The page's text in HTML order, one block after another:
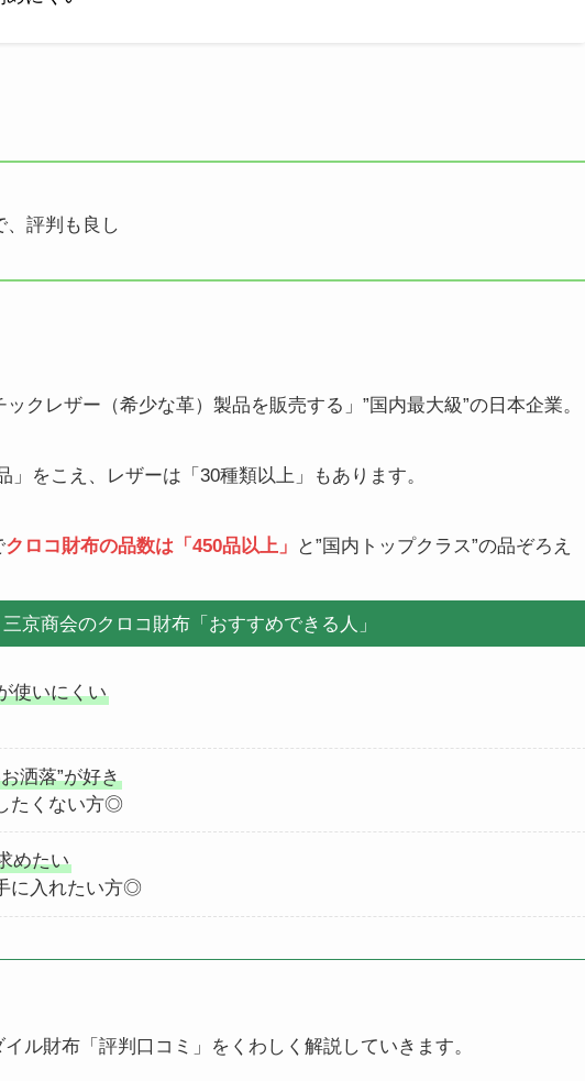
、評判も良し
クレザー（希少な革）製品を販売する」”国内最大級”の日本企業。
をこえ、レザーは「30種類以上」もあります。
クロコ財布の品数は「450品以上」 と”国内トップクラス”の品ぞろえ
三京商会のクロコ財布「おすすめできる人」
使いにくい
洒落”が好き
たくない方◎
めたい
に入れたい方◎
ル財布「評判口コミ」をくわしく解説していきます。